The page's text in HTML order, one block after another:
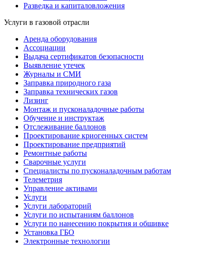
Разведка и капиталовложения
Услуги в газовой отрасли
Аренда оборудования
Ассоциации
Выдача сертификатов безопасности
Выявление утечек
Журналы и СМИ
Заправка природного газа
Заправка технических газов
Лизинг
Монтаж и пусконаладочные работы
Обучение и инструктаж
Отслеживание баллонов
Проектирование криогенных систем
Проектирование предприятий
Ремонтные работы
Сварочные услуги
Специалисты по пусконаладочным работам
Телеметрия
Управление активами
Услуги
Услуги лабораторий
Услуги по испытаниям баллонов
Услуги по нанесению покрытия и обшивке
Установка ГБО
Электронные технологии